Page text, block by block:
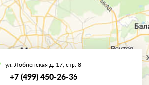
ул. Лобненская д. 17, стр. 8
+7 (499) 450-26-36